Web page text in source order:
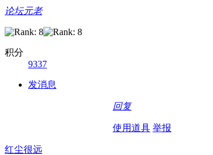
论坛元老
积分
9337
发消息
回复
使用道具 举报
红尘很远